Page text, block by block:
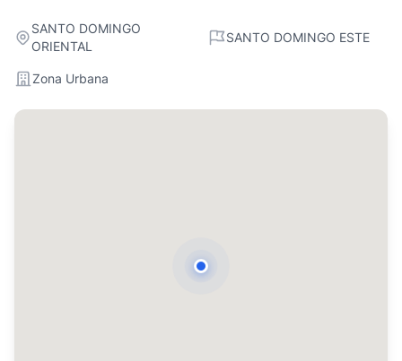
SANTO DOMINGO
ORIENTAL
SANTO DOMINGO ESTE
Zona Urbana